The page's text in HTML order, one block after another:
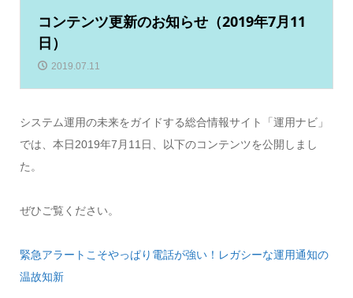
コンテンツ更新のお知らせ（2019年7月11
日）
2019.07.11
システム運用の未来をガイドする総合情報サイト「運用ナビ」
では、本日2019年7月11日、以下のコンテンツを公開しまし
た。
ぜひご覧ください。
緊急アラートこそやっぱり電話が強い！レガシーな運用通知の
温故知新